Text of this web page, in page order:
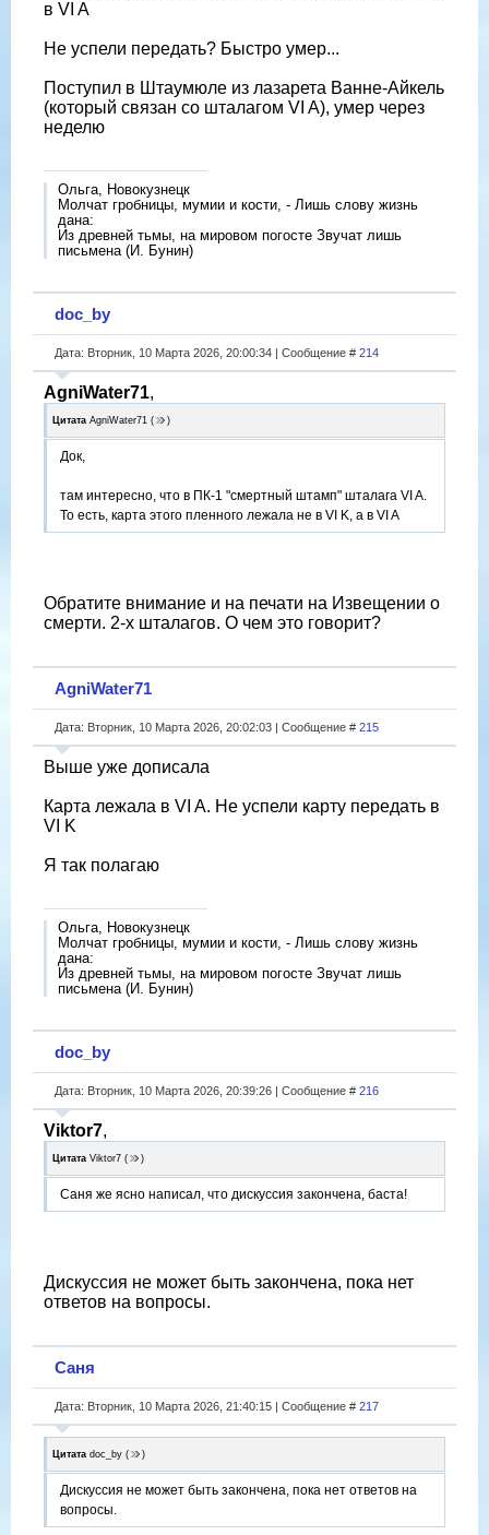
в VI A
Не успели передать? Быстро умер...
Поступил в Штаумюле из лазарета Ванне-Айкель
(который связан со шталагом VI A), умер через
неделю
Ольга, Новокузнецк
Молчат гробницы, мумии и кости, - Лишь слову жизнь
дана:
Из древней тьмы, на мировом погосте Звучат лишь
письмена (И. Бунин)
doc_by
Дата: Вторник, 10 Марта 2026, 20:00:34 | Сообщение # 214
AgniWater71,
Цитата AgniWater71 ( )
Док,
там интересно, что в ПК-1 "смертный штамп" шталага VI A.
То есть, карта этого пленного лежала не в VI K, а в VI A
Обратите внимание и на печати на Извещении о
смерти. 2-х шталагов. О чем это говорит?
AgniWater71
Дата: Вторник, 10 Марта 2026, 20:02:03 | Сообщение # 215
Выше уже дописала
Карта лежала в VI A. Не успели карту передать в
VI K
Я так полагаю
Ольга, Новокузнецк
Молчат гробницы, мумии и кости, - Лишь слову жизнь
дана:
Из древней тьмы, на мировом погосте Звучат лишь
письмена (И. Бунин)
doc_by
Дата: Вторник, 10 Марта 2026, 20:39:26 | Сообщение # 216
Viktor7,
Цитата Viktor7 ( )
Саня же ясно написал, что дискуссия закончена, баста!
Дискуссия не может быть закончена, пока нет
ответов на вопросы.
Саня
Дата: Вторник, 10 Марта 2026, 21:40:15 | Сообщение # 217
Цитата doc_by ( )
Дискуссия не может быть закончена, пока нет ответов на
вопросы.